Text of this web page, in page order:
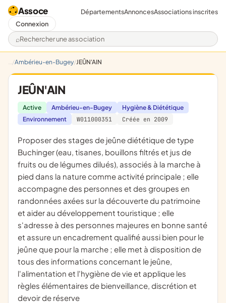
Assoce
Rechercher une association
DépartementsAnnoncesAssociations inscrites
Connexion
Ambérieu-en-Bugey JEÛN'AIN
JEÛN'AIN
Active Ambérieu-en-Bugey
Hygiène & Diététique
Environnement
W011000351 Créée en 2009
proposer des stages de jeûne diététique de type
Buchinger (eau, tisanes, bouillons filtrés et jus de
fruits ou de légumes dilués), associés à la marche à
pied dans la nature comme activité principale ; elle
accompagne des personnes et des groupes en
randonnées axées sur la découverte du patrimoine
et aider au développement touristique ; elle
s'adresse à des personnes majeures en bonne santé
et assure un encadrement qualifié aussi bien pour le
jeûne que pour la marche ; elle met à disposition de
tous des informations concernant le jeûne,
l'alimentation et l'hygiène de vie et applique les
règles élémentaires de bienveillance, discrétion et
devoir de réserve